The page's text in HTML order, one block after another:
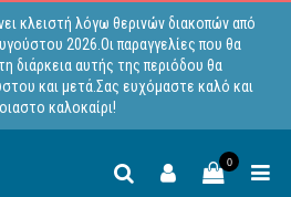
κλειστή λόγω θερινών διακοπών από
2026.Οι παραγγελίες που θα
διάρκεια αυτής της περιόδου θα
και μετά.Σας ευχόμαστε καλό και
καλοκαίρι!
0